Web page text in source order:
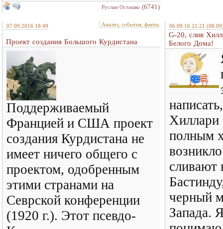
Руслан Осташко (6741)
07.09.2016 18:49 Анализ, события, факты
Проект создания Большого Курдистана
Поддерживаемый
Францией и США проект
создания Курдистана не
имеет ничего общего с
проектом, одобренным
этими странами на
Севрской конференции
(1920 г.). Этот псевдо-
06.09.16 21:21
G-20, слив
Белого Дома!
Хиллари
полным
сливают
черный
Запада.